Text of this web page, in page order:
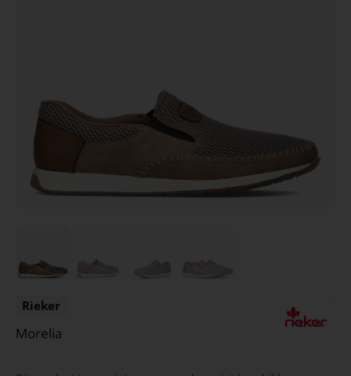
Rieker
Morelia